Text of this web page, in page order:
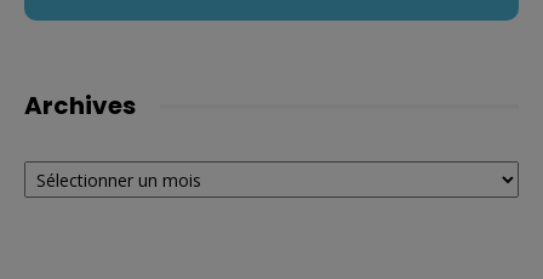
Archives
Archives